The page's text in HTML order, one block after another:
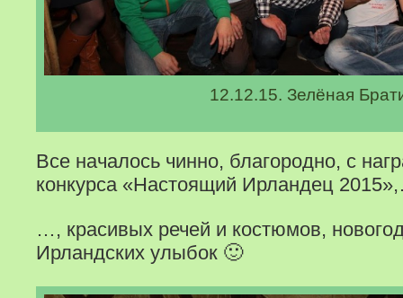
12.12.15. Зелёная
Все началось чинно, благородно, с
конкурса «Настоящий Ирландец
…, красивых речей и костюмов,
Ирландских улыбок 🙂